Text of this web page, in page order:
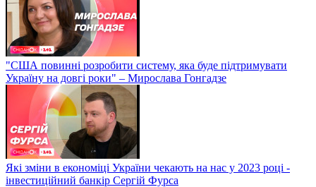
"США повинні розробити систему, яка буде підтримувати
Україну на довгі роки" – Мирослава Гонгадзе
Які зміни в економіці України чекають на нас у 2023 році -
інвестиційний банкір Сергій Фурса